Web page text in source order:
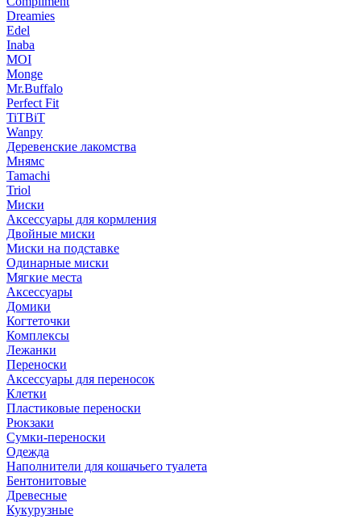
Dreamies
Edel
Inaba
MOI
Monge
Mr.Buffalo
Perfect Fit
TiTBiT
Wanpy
Деревенские лакомства
Мнямс
Tamachi
Triol
Миски
Аксессуары для кормления
Двойные миски
Миски на подставке
Одинарные миски
Мягкие места
Аксессуары
Домики
Когтеточки
Комплексы
Лежанки
Переноски
Аксессуары для переносок
Клетки
Пластиковые переноски
Рюкзаки
Сумки-переноски
Одежда
Наполнители для кошачьего туалета
Бентонитовые
Древесные
Кукурузные